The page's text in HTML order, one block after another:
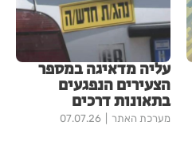
עליה מדאיגה במספר
הצעירים הנפגעים
בתאונות דרכים
מערכת האתר 07.07.26